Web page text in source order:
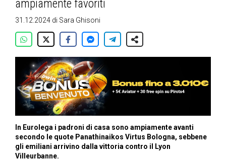
ampiamente favoriti
31.12.2024 di Sara Ghisoni
In Eurolega i padroni di casa sono ampiamente avanti
secondo le quote Panathinaikos Virtus Bologna, sebbene
gli emiliani arrivino dalla vittoria contro il Lyon
Villeurbanne.